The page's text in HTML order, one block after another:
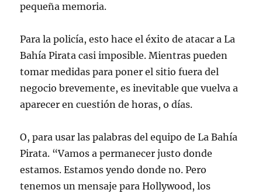
pequeña memoria.
Para la policía, esto hace el éxito de atacar a La
Bahía Pirata casi imposible. Mientras pueden
tomar medidas para poner el sitio fuera del
negocio brevemente, es inevitable que vuelva a
aparecer en cuestión de horas, o días.
O, para usar las palabras del equipo de La Bahía
Pirata. “Vamos a permanecer justo donde
estamos. Estamos yendo donde no. Pero
tenemos un mensaje para Hollywood, los